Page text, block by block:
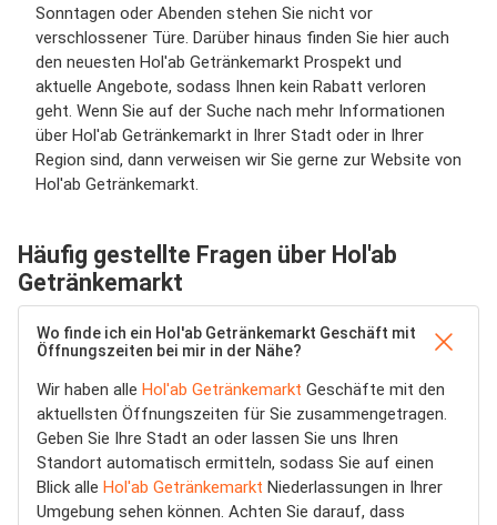
Sonntagen oder Abenden stehen Sie nicht vor
verschlossener Türe. Darüber hinaus finden Sie hier auch
den neuesten Hol'ab Getränkemarkt Prospekt und
aktuelle Angebote, sodass Ihnen kein Rabatt verloren
geht. Wenn Sie auf der Suche nach mehr Informationen
über Hol'ab Getränkemarkt in Ihrer Stadt oder in Ihrer
Region sind, dann verweisen wir Sie gerne zur Website von
Hol'ab Getränkemarkt.
Häufig gestellte Fragen über Hol'ab
Getränkemarkt
Wo finde ich ein Hol'ab Getränkemarkt Geschäft mit
Öffnungszeiten bei mir in der Nähe?
Wir haben alle Hol'ab Getränkemarkt Geschäfte mit den
aktuellsten Öffnungszeiten für Sie zusammengetragen.
Geben Sie Ihre Stadt an oder lassen Sie uns Ihren
Standort automatisch ermitteln, sodass Sie auf einen
Blick alle Hol'ab Getränkemarkt Niederlassungen in Ihrer
Umgebung sehen können. Achten Sie darauf, dass